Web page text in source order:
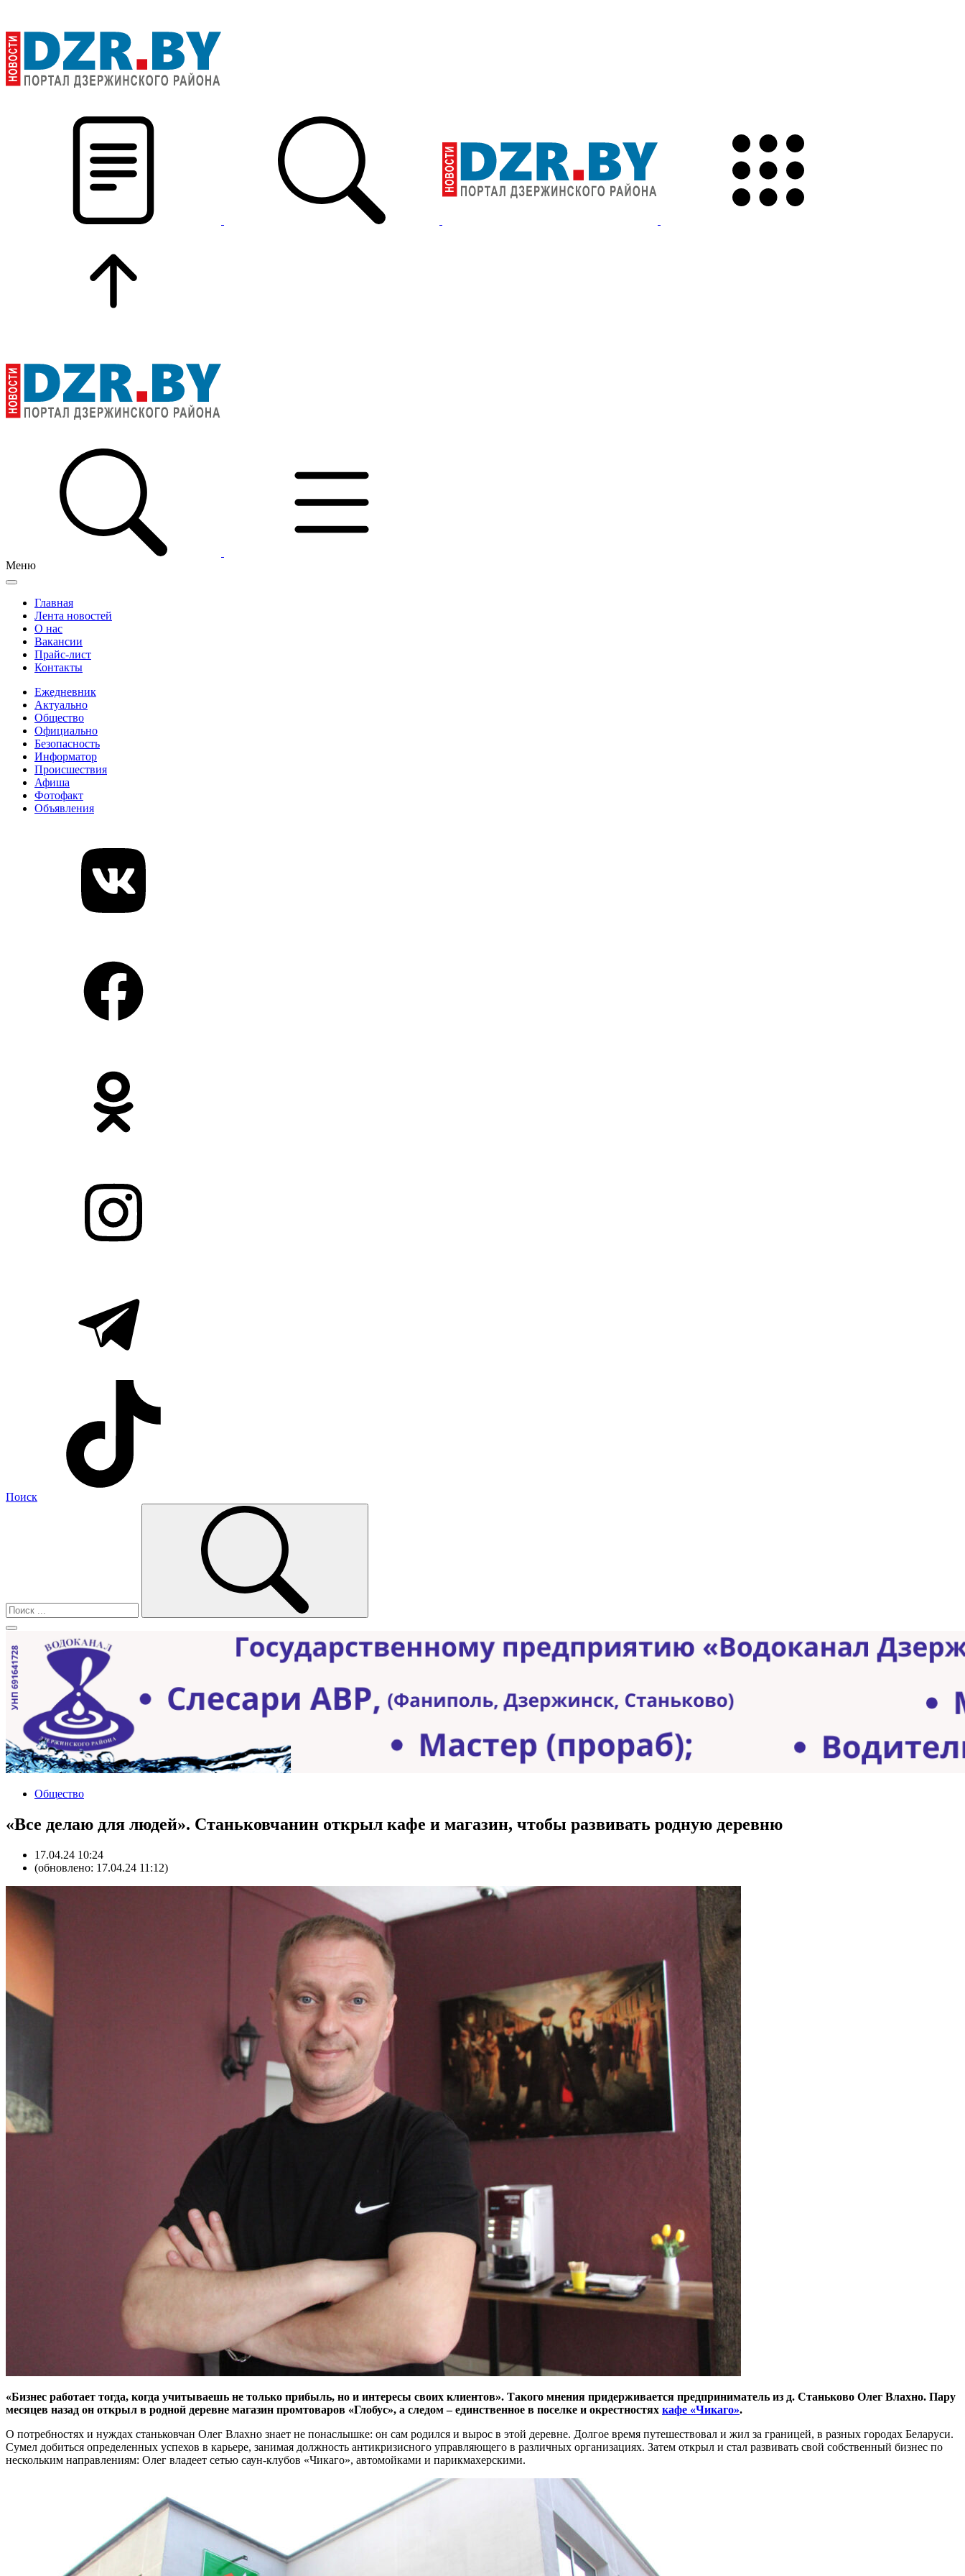
Меню
Главная
Лента новостей
О нас
Вакансии
Прайс-лист
Контакты
Ежедневник
Актуально
Общество
Официально
Безопасность
Информатор
Происшествия
Афиша
Фотофакт
Объявления
Поиск
Общество
«Все делаю для людей». Станьковчанин открыл кафе и магазин, чтобы развивать родную деревню
17.04.24 10:24
(обновлено: 17.04.24 11:12)
«Бизнес работает тогда, когда учитываешь не только прибыль, но и интересы своих клиентов». Такого мнения придерживается предприниматель из д. Станьково Олег Влахно. Пару
месяцев назад он открыл в родной деревне магазин промтоваров «Глобус», а следом – единственное в поселке и окрестностях кафе «Чикаго».
О потребностях и нуждах станьковчан Олег Влахно знает не понаслышке: он сам родился и вырос в этой деревне. Долгое время путешествовал и жил за границей, в разных городах Беларуси.
Сумел добиться определенных успехов в карьере, занимая должность антикризисного управляющего в различных организациях. Затем открыл и стал развивать свой собственный бизнес по
нескольким направлениям: Олег владеет сетью саун-клубов «Чикаго», автомойками и парикмахерскими.